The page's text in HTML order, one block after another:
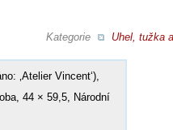
Kategorie Uhel, tužka
‚Atelier Vincent‘),
44 × 59,5, Národní